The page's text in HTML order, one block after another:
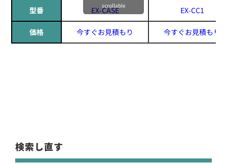
型番 EX-CASE EX-CC1
価格 今すぐお見積もり 今すぐお見積もり
scrollable
検索し直す